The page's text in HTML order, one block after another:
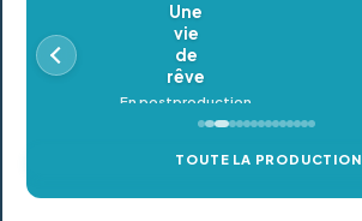
Oldeupe
En postproduction
TOUTE LA PRODUCTION